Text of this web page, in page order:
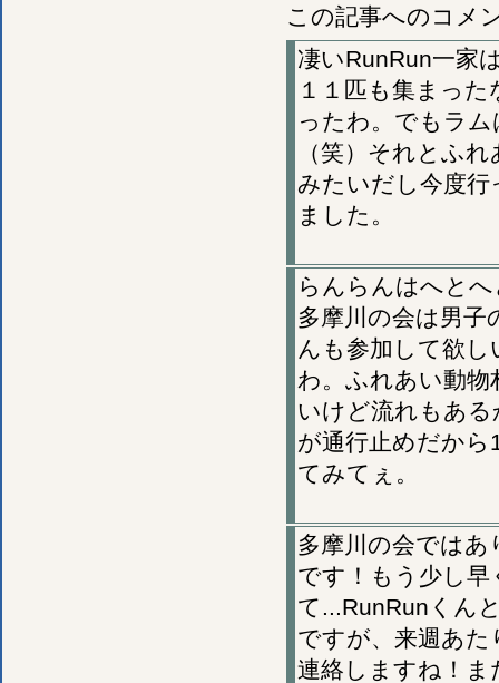
この記事へのコメ
凄いRunRun一家
１１匹も集まっ
ったわ。でもラ
（笑）それとふ
みたいだし今度行
ました。
らんらんはへと
多摩川の会は男
んも参加して欲
わ。ふれあい動
いけど流れもあ
が通行止めだか
てみてぇ。
多摩川の会では
です！もう少し
て...RunRunくん
ですが、来週あ
連絡しますね！ま